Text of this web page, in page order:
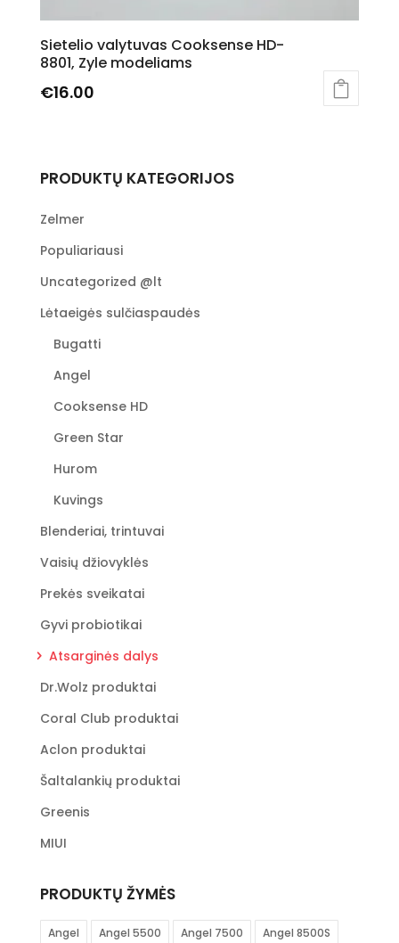
Sietelio valytuvas Cooksense HD-
8801, Zyle modeliams
€16.00
PRODUKTŲ KATEGORIJOS
Zelmer
Populiariausi
Uncategorized @lt
Lėtaeigės sulčiaspaudės
Bugatti
Angel
Cooksense HD
Green Star
Hurom
Kuvings
Blenderiai, trintuvai
Vaisių džiovyklės
Prekės sveikatai
Gyvi probiotikai
Atsarginės dalys
Dr.Wolz produktai
Coral Club produktai
Aclon produktai
Šaltalankių produktai
Greenis
MIUI
PRODUKTŲ ŽYMĖS
Angel Angel 5500 Angel 7500
Angel 8500S